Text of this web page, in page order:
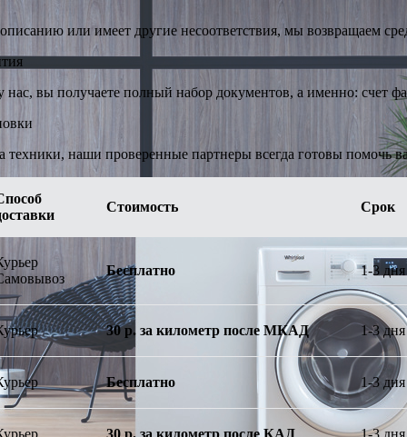
или имеет другие несоответствия, мы возвращаем
вы получаете полный набор документов, а именно: счет
техники, наши проверенные партнеры всегда готовы помочь
Стоимость Срок
Бесплатно 1-3 дня
30 р. за километр после МКАД 1-3 дня
Бесплатно 1-3 дня
30 р. за километр после КАД 1-3 дня